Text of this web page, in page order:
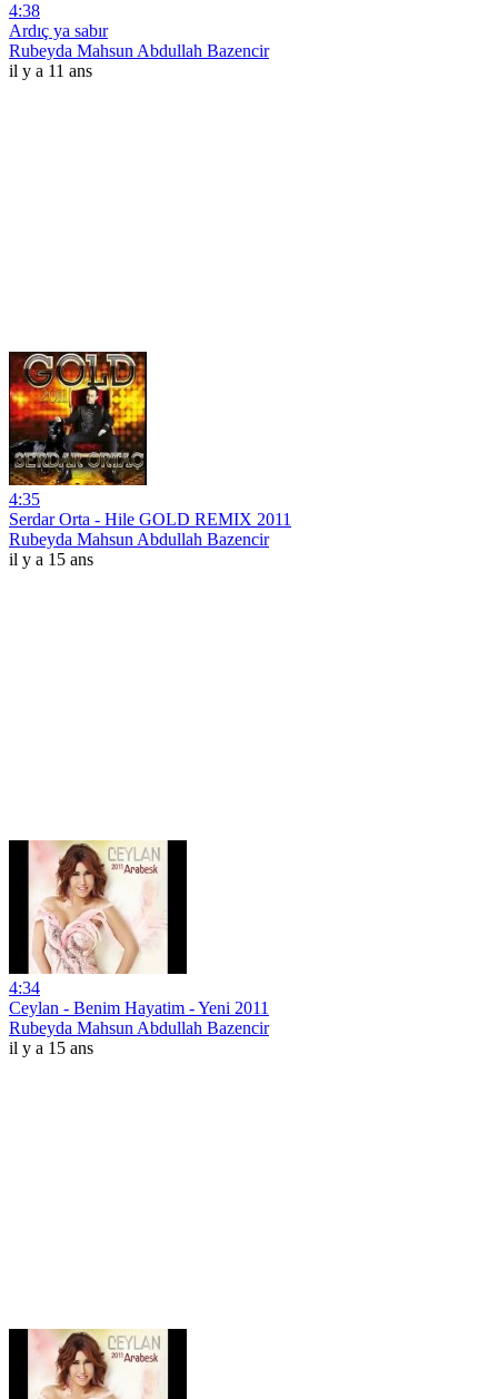
4:38
Ardıç ya sabır
Rubeyda Mahsun Abdullah Bazencir
il y a 11 ans
4:35
Serdar Orta - Hile GOLD REMIX 2011
Rubeyda Mahsun Abdullah Bazencir
il y a 15 ans
4:34
Ceylan - Benim Hayatim - Yeni 2011
Rubeyda Mahsun Abdullah Bazencir
il y a 15 ans